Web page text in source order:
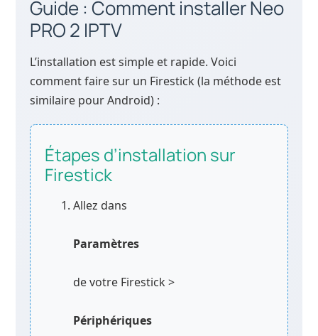
Guide : Comment installer Neo
PRO 2 IPTV
L’installation est simple et rapide. Voici
comment faire sur un Firestick (la méthode est
similaire pour Android) :
Étapes d’installation sur
Firestick
Allez dans
Paramètres
de votre Firestick >
Périphériques